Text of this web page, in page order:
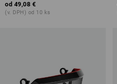
od 49,08 €
(v. DPH) od 10 ks